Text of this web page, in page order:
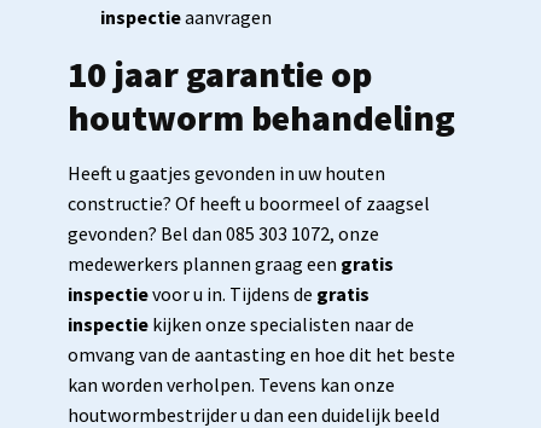
inspectieaanvragen
10 jaar garantie op
houtworm behandeling
Heeft u gaatjes gevonden in uw houten
constructie? Of heeft u boormeel of zaagsel
gevonden? Bel dan 085 303 1072, onze
medewerkers plannen graag een gratis
inspectievoor u in. Tijdens de gratis
inspectie kijken onze specialisten naar de
omvang van de aantasting en hoe dit het beste
kan worden verholpen. Tevens kan onze
houtwormbestrijder u dan een duidelijk beeld